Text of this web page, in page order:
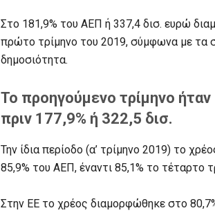
Στο 181,9% του ΑΕΠ ή 337,4 δισ. ευρώ
πρώτο τρίμηνο του 2019, σύμφωνα με τα
δημοσιότητα.
Το προηγούμενο τρίμηνο
πριν 177,9% ή 322,5 δισ.
Την ίδια περίοδο (α’ τρίμηνο 2019) το
85,9% του ΑΕΠ, έναντι 85,1% το τέταρτο
Στην ΕΕ το χρέος διαμορφώθηκε στο